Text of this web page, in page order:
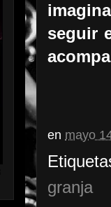
seguir
en mayo
granja